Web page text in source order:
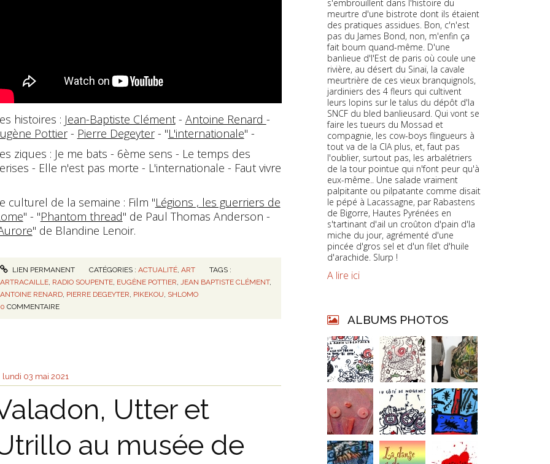
histoires : Jean-Baptiste Clément- Antoine Renard -
Pottier- Pierre Degeyter- "L'internationale" -
ziques : Je me bats - 6ème sens - Le temps des
- Elle n'est pas morte - L'internationale - Faut vivre
culturel de la semaine : Film "Légions , les guerriers de
" - "Phantom thread" de Paul Thomas Anderson -
" de Blandine Lenoir.
LIEN PERMANENT CATÉGORIES :ACTUALITÉ,ART
TAGS :
ARTRACAILLE, RADIO SOUPENTE, EUGÈNE POTTIER, JEAN BAPTISTE CLÉMENT,
ANTOINE RENARD, PIERRE DEGEYTER, PIKEKOU, SHLOMO
0 COMMENTAIRE
lundi 03 mai 2021
Utter et
au musée de
s'embrouillent dans l'histoire du
meurtre d'une bistrote dont ils étaient
des pratiques assidues. Bon, c'n'est
pas du James Bond, non, m'enfin ça
fait boum quand-même. D'une
banlieue d'l'Est de paris où coule une
rivière, au désert du Sinaï, la cavale
meurtrière de ces vieux branquignols,
jardiniers des 4 fleurs qui cultivent
leurs lopins sur le talus du dépôt d'la
SNCF du bled banlieusard. Qui vont se
faire les tueurs du Mossad et
compagnie, les cow-boys flingueurs à
tout va de la CIA plus, et, faut pas
l'oublier, surtout pas, les arbalétriers
de la tour pointue qui n'font peur qu'à
eux-même.. Une salade vraiment
palpitante ou pilpatante comme disait
le pépé à Lacassagne, par Rabastens
de Bigorre, Hautes Pyrénées en
s'tartinant d'ail un croûton d'pain d'la
miche du jour, agrémenté d'une
pincée d'gros sel et d'un filet d'huile
d'arachide. Slurp !
A lire ici
ALBUMS PHOTOS